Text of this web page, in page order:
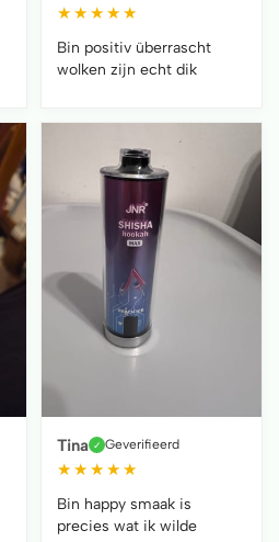
★ ★ ★ ★ ★
Bin positiv überrascht
wolken zijn echt dik
Tina ✓ Geverifieerd
★ ★ ★ ★ ★
Bin happy smaak is
precies wat ik wilde